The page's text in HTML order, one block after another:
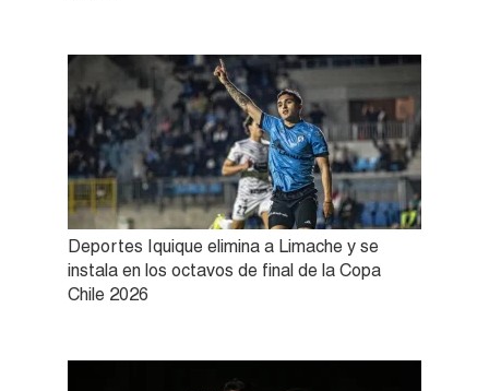
Deportes Iquique elimina a Limache y se
instala en los octavos de final de la Copa
Chile 2026